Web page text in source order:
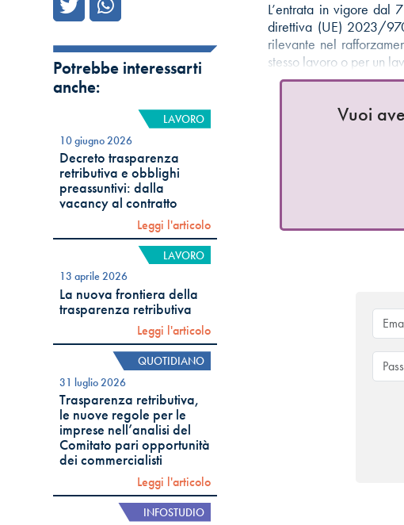
Potrebbe interessarti
anche:
LAVORO
10 giugno 2026
Decreto trasparenza
retributiva e obblighi
preassuntivi: dalla
vacancy al contratto
Leggi l'articolo
LAVORO
13 aprile 2026
La nuova frontiera della
trasparenza retributiva
Leggi l'articolo
QUOTIDIANO
31 luglio 2026
Trasparenza retributiva,
le nuove regole per le
imprese nell’analisi del
Comitato pari opportunità
dei commercialisti
Leggi l'articolo
INFOSTUDIO
L’entrata in vigore
direttiva (UE) 2023/
rilevante nel
stesso lavoro o per un
Vuoi